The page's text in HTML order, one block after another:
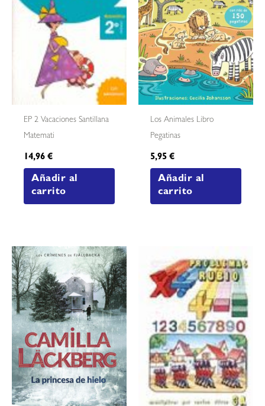
EP 2 Vacaciones Santillana
Matemati
14,96€
Añadir al
carrito
Los Animales Libro
Pegatinas
5,95€
Añadir al
carrito